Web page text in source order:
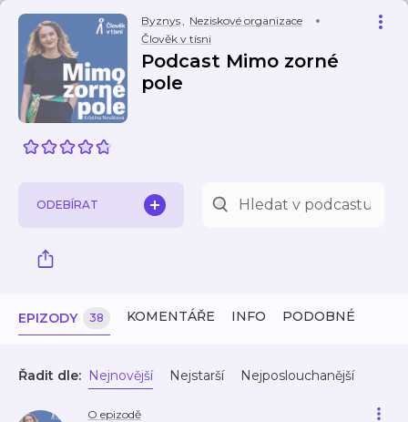
Byznys, Neziskové organizace
Člověk v tísni
Podcast Mimo zorné
pole
ODEBÍRAT
EPIZODY 38 KOMENTÁŘE INFO PODOBNÉ
Řadit dle: Nejnovější Nejstarší Nejposlouchanější
O epizodě